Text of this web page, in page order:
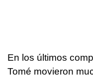
En los últimos
Tomé movieron